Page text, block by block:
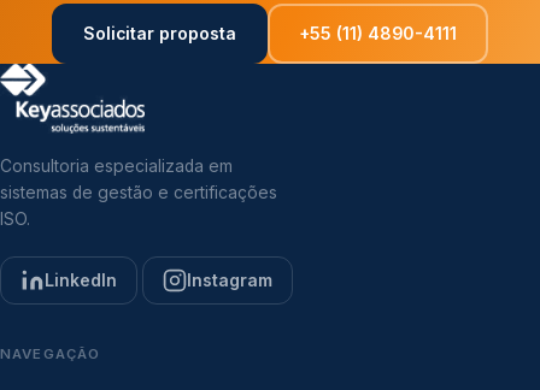
Solicitar proposta +55 (11) 4890-4111
Consultoria especializada em
sistemas de gestão e certificações
ISO.
LinkedIn Instagram
NAVEGAÇÃO